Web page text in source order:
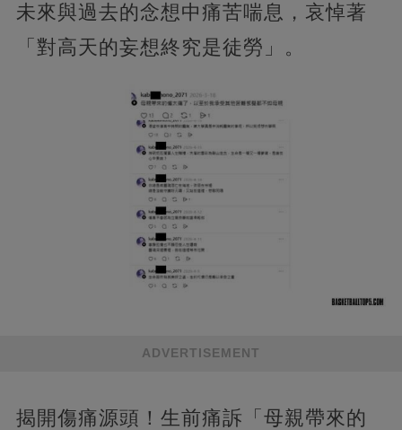
未來與過去的念想中痛苦喘息，哀悼著
「對高天的妄想終究是徒勞」。
ADVERTISEMENT
揭開傷痛源頭！生前痛訴「母親帶來的